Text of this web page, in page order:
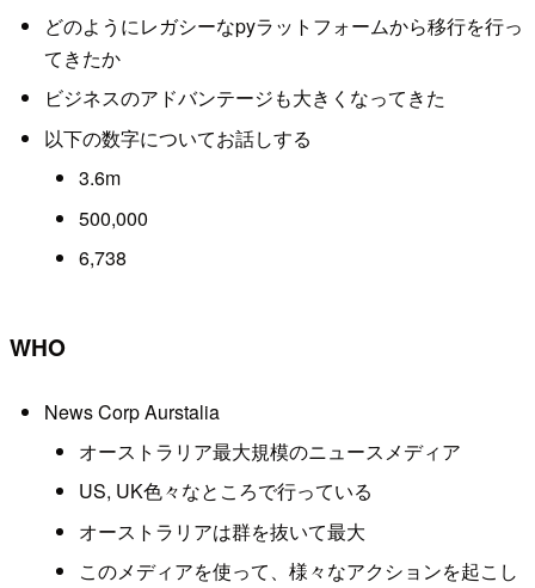
どのようにレガシーなpyラットフォームから移行を行っ
てきたか
ビジネスのアドバンテージも大きくなってきた
以下の数字についてお話しする
3.6m
500,000
6,738
WHO
News Corp Aurstalia
オーストラリア最大規模のニュースメディア
US, UK色々なところで行っている
オーストラリアは群を抜いて最大
このメディアを使って、様々なアクションを起こし